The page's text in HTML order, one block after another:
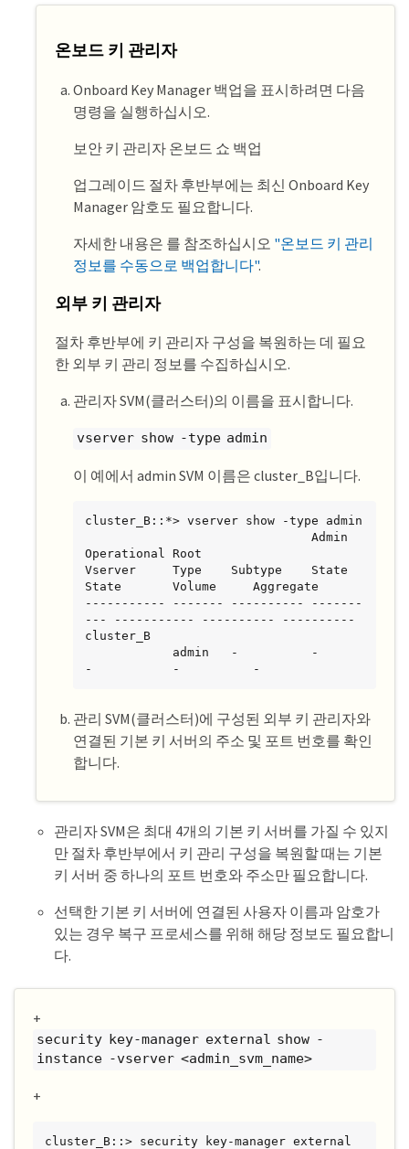
온보드 키 관리자
Onboard Key Manager 백업을 표시하려면 다음
명령을 실행하십시오.
보안 키 관리자 온보드 쇼 백업
업그레이드 절차 후반부에는 최신 Onboard Key
Manager 암호도 필요합니다.
자세한 내용은 를 참조하십시오 "온보드 키 관리
정보를 수동으로 백업합니다".
외부 키 관리자
절차 후반부에 키 관리자 구성을 복원하는 데 필요
한 외부 키 관리 정보를 수집하십시오.
관리자 SVM(클러스터)의 이름을 표시합니다.
vserver show -type admin
이 예에서 admin SVM 이름은 cluster_B입니다.
cluster_B::*> vserver show -type admin
Operational Root
Vserver     Type    Subtype    State
State       Volume     Aggregate
----------- ------- ---------- -------
--- ----------- ---------- ----------
cluster_B
-           -          -
관리 SVM(클러스터)에 구성된 외부 키 관리자와
연결된 기본 키 서버의 주소 및 포트 번호를 확인
합니다.
관리자 SVM은 최대 4개의 기본 키 서버를 가질 수 있지
만 절차 후반부에서 키 관리 구성을 복원할 때는 기본
키 서버 중 하나의 포트 번호와 주소만 필요합니다.
선택한 기본 키 서버에 연결된 사용자 이름과 암호가
있는 경우 복구 프로세스를 위해 해당 정보도 필요합니
다.
+
security key-manager external show -
instance -vserver <admin_svm_name>
+
cluster_B::> security key-manager external